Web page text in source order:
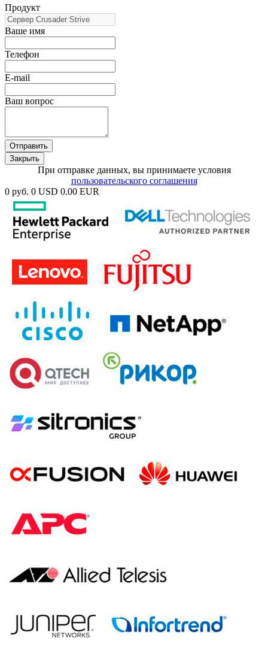
Продукт
Ваше имя
Телефон
E-mail
Ваш вопрос
Отправить
Закрыть
При отправке данных, вы принимаете условия
пользовательского соглашения
0 руб. 0 USD 0.00 EUR